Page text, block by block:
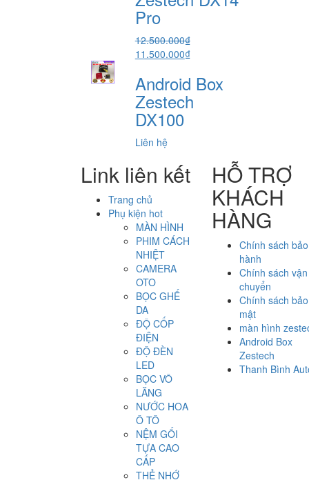
5.800.000₫.
Pro
12.500.000₫
Giá
là:
12.500.000₫.
11.500.000₫Giá
tại
là:
11.500.000₫.
Android Box
Zestech
DX100
Liên hệ
Link liên kết
Trang chủ
Phụ kiện hot
MÀN HÌNH
PHIM CÁCH
NHIỆT
CAMERA
OTO
BỌC GHẾ
DA
ĐỘ CỐP
ĐIỆN
ĐỘ ĐÈN
LED
BỌC VÔ
LĂNG
NƯỚC HOA
Ô TÔ
NỆM GỐI
TỰA CAO
CẤP
THẺ NHỚ
HỖ TRỢ
KHÁCH
HÀNG
Chính sách bảo
hành
Chính sách vận
chuyển
Chính sách bảo
mật
màn hình
Android Box
Zestech
Thanh Bình